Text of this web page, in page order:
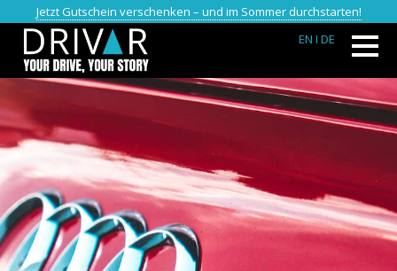
Jetzt Gutschein verschenken – und im Sommer durchstarten!
EN I DE